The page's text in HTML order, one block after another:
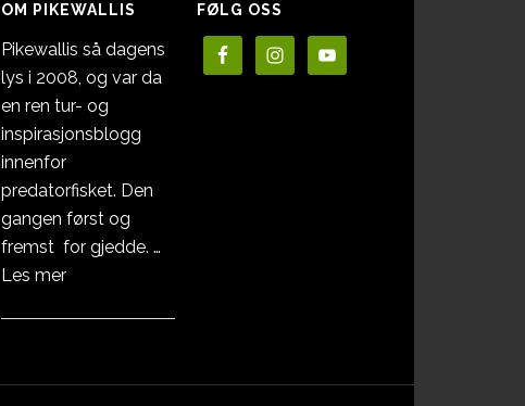
OM PIKEWALLIS
Pikewallis så dagens
lys i 2008, og var da
en ren tur- og
inspirasjonsblogg
innenfor
predatorfisket. Den
gangen først og
fremst for gjedde. …
Les meromOm
FØLG OSS